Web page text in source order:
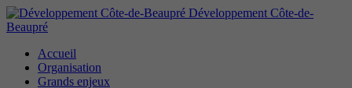
Développement Côte-de-
Beaupré
Accueil
Organisation
Grands enjeux